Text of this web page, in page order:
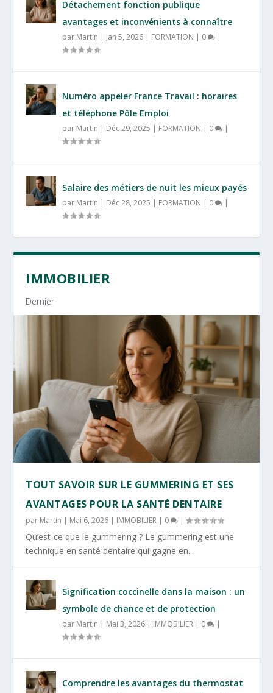
Détachement fonction publique
avantages et inconvénients à connaître
par Martin | Jan 5, 2026 | FORMATION | 0 |
Numéro appeler France Travail : horaires
et téléphone Pôle Emploi
par Martin | Déc 29, 2025 | FORMATION | 0 |
Salaire des métiers de nuit les mieux payés
par Martin | Déc 28, 2025 | FORMATION | 0 |
IMMOBILIER
Dernier
TOUT SAVOIR SUR LE GUMMERING ET SES
AVANTAGES POUR LA SANTÉ DENTAIRE
par Martin | Mai 6, 2026 | IMMOBILIER | 0 |
Qu’est-ce que le gummering ? Le gummering est une
technique en santé dentaire qui gagne en...
Signification coccinelle dans la maison : un
symbole de chance et de protection
par Martin | Mai 3, 2026 | IMMOBILIER | 0 |
Comprendre les avantages du thermostat